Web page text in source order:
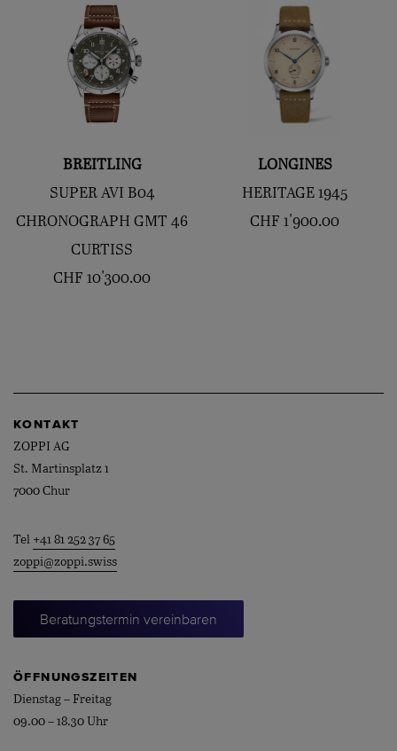
BREITLING
SUPER AVI B04
CHRONOGRAPH GMT 46
CURTISS
CHF 10'300.00
LONGINES
HERITAGE 1945
CHF 1'900.00
KONTAKT
ZOPPI AG
St. Martinsplatz 1
7000 Chur
Tel +41 81 252 37 65
zoppi@zoppi.swiss
Beratungstermin vereinbaren
ÖFFNUNGSZEITEN
Dienstag – Freitag
09.00 – 18.30 Uhr